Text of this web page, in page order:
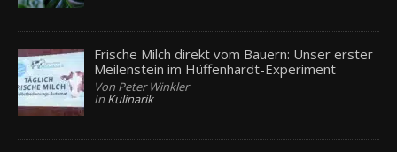
Frische Milch direkt vom Bauern: Unser erster
Meilenstein im Hüffenhardt-Experiment
Von Peter Winkler
In Kulinarik